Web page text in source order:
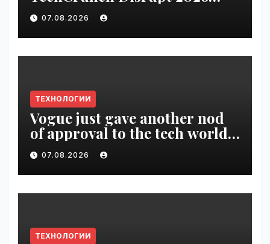
pass until tomorrow |
VseTime.ru
07.08.2026
ТЕХНОЛОГИИ
Vogue just gave another nod
of approval to the tech world |
VseTime.ru
07.08.2026
ТЕХНОЛОГИИ